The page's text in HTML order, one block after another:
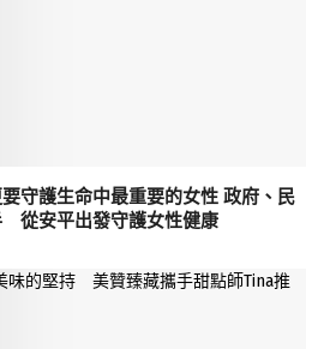
守護生命中最重要的女性 政府、民
從安平出發守護女性健康